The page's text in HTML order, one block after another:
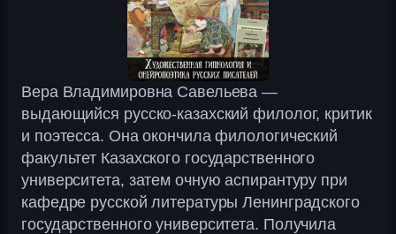
Вера Владимировна Савельева —
выдающийся русско-казахский филолог, критик
и поэтесса. Она окончила филологический
факультет Казахского государственного
университета, затем очную аспирантуру при
кафедре русской литературы Ленинградского
государственного университета. Получила